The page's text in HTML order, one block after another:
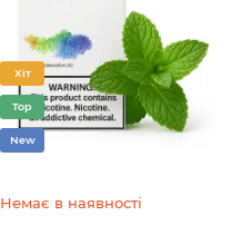
Хіт
Top
New
Немає в наявності